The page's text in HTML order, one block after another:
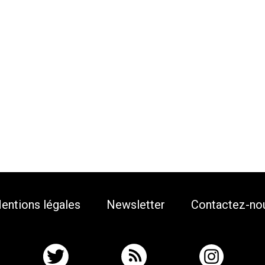
légales Newsletter Contactez-